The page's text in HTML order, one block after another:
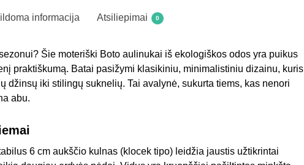
informacija Atsiliepimai 0
Šie moteriški Boto aulinukai iš ekologiškos odos yra puikus
praktiškumą. Batai pasižymi klasikiniu, minimalistiniu dizainu, kuris
džinsų iki stilingų suknelių. Tai avalynė, sukurta tiems, kas nenori
abu.
6 cm aukščio kulnas (klocek tipo) leidžia jaustis užtikrintai